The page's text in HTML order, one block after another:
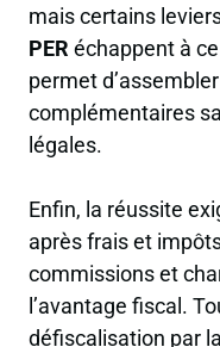
mais certains
PER échappent à
permet
complémentaires
légales.
Enfin, la réussite
après frais et
commissions et
l’avantage fiscal.
défiscalisation par